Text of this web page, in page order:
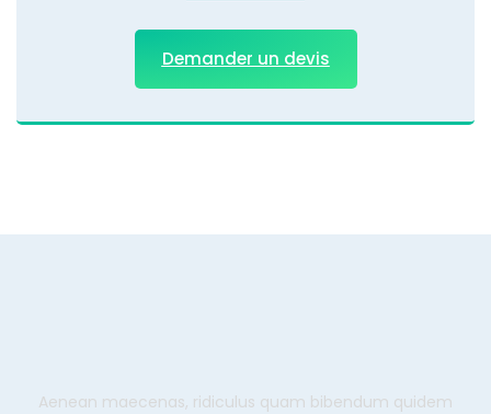
Demander un devis
Aenean maecenas, ridiculus quam bibendum quidem